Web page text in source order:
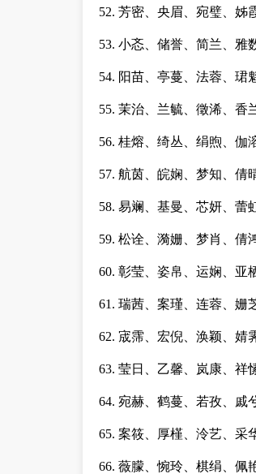
52. 芳密、央眉、宛璧、姊
53. 小忞、储誉、简兰、雅
54. 阳苗、亭蔓、法蓉、珺
55. 茉治、兰毓、徵浠、香
56. 桂熔、绮丛、绢煦、伽
57. 航茵、皖娴、梦知、倩
58. 易斓、基曼、芯妍、蕾
59. 松诠、漪姗、梦肖、倩
60. 彰莹、姿帛、运娴、亚
61. 瑞茜、案瑾、连蓉、姗
62. 宬霈、宏倪、涣颖、婧
63. 莹日、乙馨、岚康、祥
64. 宛赫、鹤蔓、若孜、戚
65. 案筱、厚槿、泠艺、采
66. 薇朦、惋玲、棋绢、佩